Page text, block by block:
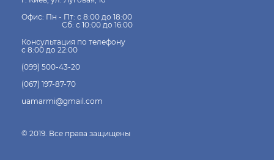
Офис: Пн - Пт: с 8:00 до 18:00
Сб: с 10:00 до 16:00
Консультация по телефону
с 8:00 до 22:00
(099) 500-43-20
(067) 197-87-70
uamarmi@gmail.com
© 2019. Все права защищены